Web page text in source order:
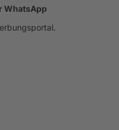
WhatsApp